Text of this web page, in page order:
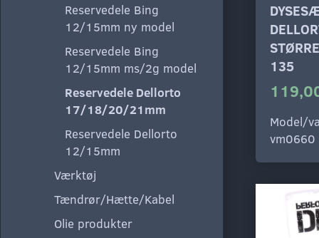
Reservedele Bing
12/15mm ny model
Reservedele Bing
12/15mm ms/2g model
Reservedele Dellorto
17/18/20/21mm
Reservedele Dellorto
12/15mm
Værktøj
Tændrør/Hætte/Kabel
Olie produkter
135
Model/
vm0660